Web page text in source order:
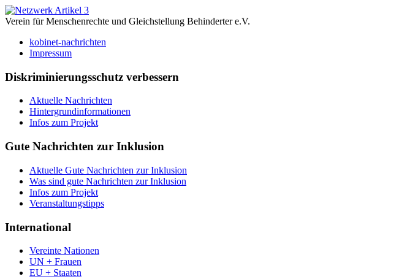
Verein für Menschenrechte und Gleichstellung Behinderter e.V.
kobinet-nachrichten
Impressum
Diskriminierungsschutz verbessern
Aktuelle Nachrichten
Hintergrundinformationen
Infos zum Projekt
Gute Nachrichten zur Inklusion
Aktuelle Gute Nachrichten zur Inklusion
Was sind gute Nachrichten zur Inklusion
Infos zum Projekt
Veranstaltungstipps
International
Vereinte Nationen
UN + Frauen
EU + Staaten